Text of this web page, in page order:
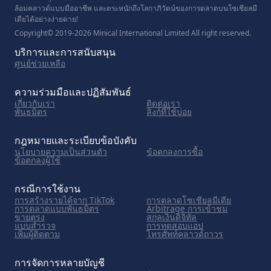
ล้อมคลาวด์แบบมืออาชีพ และตระหนักถึงโลกาภิวัตน์ของการตลาดบนโซเชียลมี
เดียได้อย่างง่ายดาย!
Copyright© 2019-2026 Minical International Limited All right reserved.
บริการและการสนับสนุน
ศูนย์ช่วยเหลือ
ความร่วมมือและปฏิสัมพันธ์
เกี่ยวกับเรา ติดต่อเรา
พันธมิตร ลิงก์ที่ใช้บ่อย
กฎหมายและระเบียบข้อบังคับ
นโยบายความเป็นส่วนตัว ข้อตกลงการซื้อ
ข้อตกลงผู้ใช้
กรณีการใช้งาน
การสร้างรายได้จาก TikTok การตลาดโซเชียลมีเดีย
การตลาดแบบพันธมิตร Arbitrage การเข้าชม
ขายตรง สกุลเงินดิจิทัล
แบบสำรวจ การทดสอบแอป
เพิ่มผู้ติดตาม โทรศัพท์คลาวด์ถาวร
การจัดการหลายบัญชี